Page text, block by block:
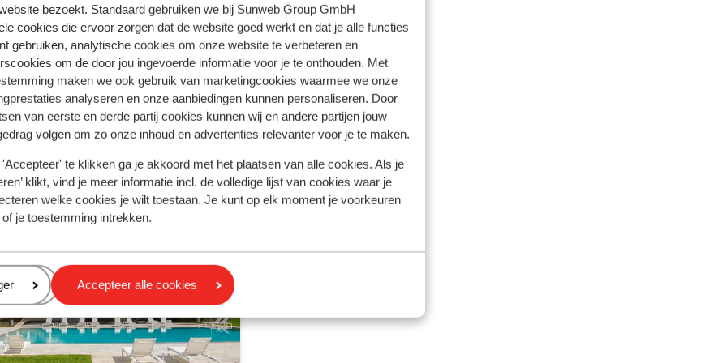
bezoekt. Standaard gebruiken we bij Sunweb Group GmbH
cookies die ervoor zorgen dat de website goed werkt en dat je alle functies
gebruiken, analytische cookies om onze website te verbeteren en
om de door jou ingevoerde informatie voor je te onthouden. Met
maken we ook gebruik van marketingcookies waarmee we onze
analyseren en onze aanbiedingen kunnen personaliseren. Door
van eerste en derde partij cookies kunnen wij en andere partijen jouw
volgen om zo onze inhoud en advertenties relevanter voor je te maken.
'Accepteer' te klikken ga je akkoord met het plaatsen van alle cookies. Als je
klikt, vind je meer informatie incl. de volledige lijst van cookies waar je
welke cookies je wilt toestaan. Je kunt op elk moment je voorkeuren
je toestemming intrekken.
Accepteer alle cookies
in een puntvorm en het gebruik van
in Evora Hotel of een vergelijkbare
het hart van Alentejo, omringd door het
graanvelden, olijfplantages,
in Silves, wat ooit de hoofdstad van
dos Mouros al snel zichtbaar. Dit
Silves je met haar prachtige
Dag 7: Silves – Porches –
rijd je in de richting van Porches om
je naar het kasteel van Paderne,
reis weer op naar Loulé om het
rijd je in de richting van Quarteira,
Lourenço. Overnachting in Quarteira,
Dag 8: Quarteira – Faro luchthaven (25
Faro.
centrum lagen. Bij het laatste hotel was het zelfs 45
minuten naar het centrum. Dit is als de bestuurder ook
gezellig wat wil drinken minder handig.
centrum lagen. Bij het laatste hotel was het zelfs 45
minuten naar het centrum. Dit is als de bestuurder ook
gezellig wat wil drinken minder handig.
JolandaMet partner